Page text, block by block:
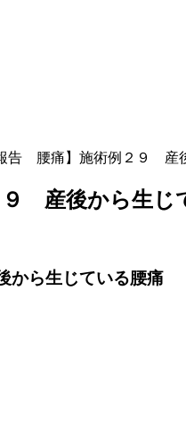
告 腰痛】施術例２９ 産
産後から生じ
ら生じている腰痛